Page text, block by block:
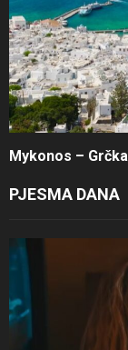
Mykonos – Grčka
PJESMA DANA